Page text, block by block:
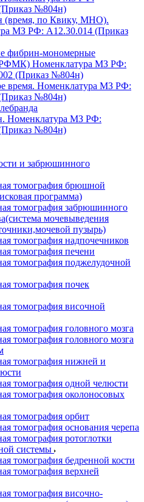
№804н)
(время, по Квику, МНО).
МЗ РФ: A12.30.014 (Приказ
фибрин-мономерные
Номенклатура МЗ РФ:
(Приказ №804н)
время. Номенклатура МЗ РФ:
№804н)
Номенклатура МЗ РФ:
№804н)
и забрюшинного
томография брюшной
программа)
томография забрюшинного
мочевыведения
пузырь)
томография надпочечников
томография печени
томография поджелудочной
томография почек
томография височной
томография головного мозга
томография головного мозга
томография нижней и
томография одной челюсти
томография околоносовых
томография орбит
томография основания черепа
томография ротоглотки
системы
томография бедренной кости
томография верхней
томография височно-